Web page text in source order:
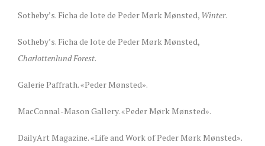
Sotheby’s. Ficha de lote de Peder Mørk Mønsted, Winter.
Sotheby’s. Ficha de lote de Peder Mørk Mønsted,
Charlottenlund Forest.
Galerie Paffrath. «Peder Mønsted».
MacConnal-Mason Gallery. «Peder Mørk Mønsted».
DailyArt Magazine. «Life and Work of Peder Mørk Mønsted».